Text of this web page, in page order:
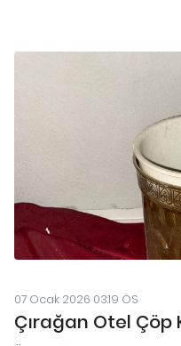
07 Ocak 2026 03:19 ÖS
Çırağan Otel Çöp